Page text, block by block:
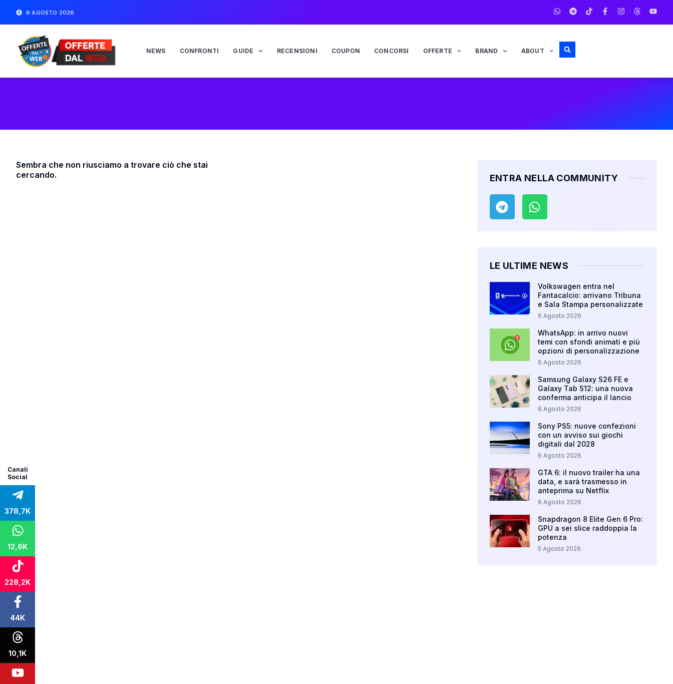
6 AGOSTO 2026
NEWS CONFRONTI GUIDE RECENSIONI COUPON CONCORSI OFFERTE BRAND ABOUT
Canali
Social
378,7K
12,6K
228,2K
44K
10,1K
Sembra che non riusciamo a trovare ciò che stai
cercando.
ENTRA NELLA COMMUNITY
LE ULTIME NEWS
Volkswagen entra nel
Fantacalcio: arrivano Tribuna
e Sala Stampa personalizzate
6 Agosto 2026
WhatsApp: in arrivo nuovi
temi con sfondi animati e più
opzioni di personalizzazione
6 Agosto 2026
Samsung Galaxy S26 FE e
Galaxy Tab S12: una nuova
conferma anticipa il lancio
6 Agosto 2026
Sony PS5: nuove confezioni
con un avviso sui giochi
digitali dal 2028
6 Agosto 2026
GTA 6: il nuovo trailer ha una
data, e sarà trasmesso in
anteprima su Netflix
6 Agosto 2026
Snapdragon 8 Elite Gen 6 Pro:
GPU a sei slice raddoppia la
potenza
5 Agosto 2026